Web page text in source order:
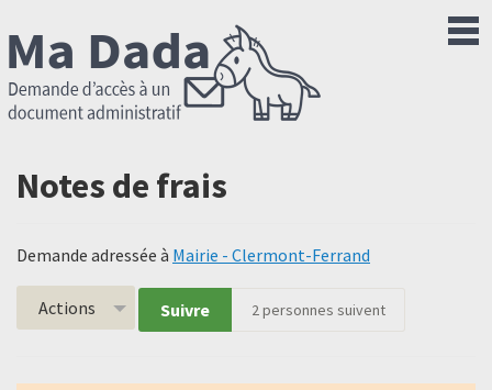
Notes de frais
Demande adressée à Mairie - Clermont-Ferrand
Actions Suivre 2personnes suivent